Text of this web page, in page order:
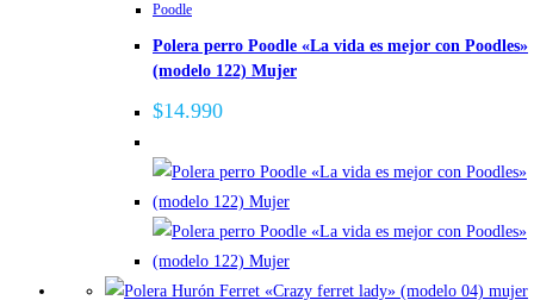
Poodle
Polera perro Poodle «La vida es mejor con Poodles»
(modelo 122) Mujer
$14.990